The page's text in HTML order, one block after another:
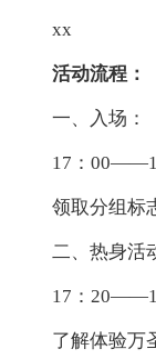
xx
活动流程：
一、入场：
17：
领取分组标
二、热身活
17：
了解体验万圣